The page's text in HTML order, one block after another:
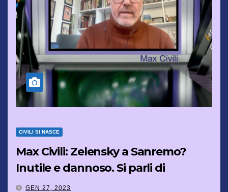
CIVILI SI NASCE
Max Civili: Zelensky a Sanremo?
Inutile e dannoso. Si parli di
trattative di pace, non di armi
GEN 27, 2023